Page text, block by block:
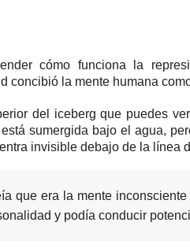
cómo funciona la
concibió la mente humana
del iceberg que puedes
sumergida bajo el agua,
invisible debajo de la línea
que era la mente
y podía conducir